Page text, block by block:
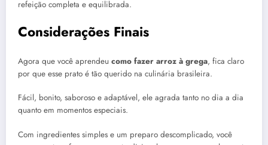
refeição completa e equilibrada.
Considerações Finais
Agora que você aprendeu como fazer arroz à grega, fica claro
por que esse prato é tão querido na culinária brasileira.
Fácil, bonito, saboroso e adaptável, ele agrada tanto no dia a dia
quanto em momentos especiais.
Com ingredientes simples e um preparo descomplicado, você